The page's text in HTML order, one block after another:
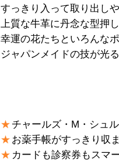
すっきり入って取り出し
上質な牛革に丹念な型押
幸運の花たちといろんな
ジャパンメイドの技が光
チャールズ・M・シュ
お薬手帳がすっきり収
カードも診察券もスマ